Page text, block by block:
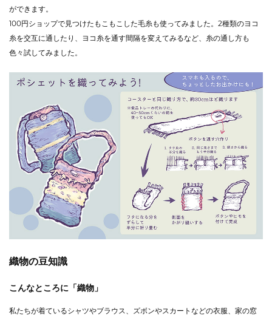
ができます。
100円ショップで見つけたもこもこした毛糸も使ってみました。2種類のヨコ
糸を交互に通したり、ヨコ糸を通す間隔を変えてみるなど、糸の通し方も
色々試してみました。
織物の豆知識
こんなところに「織物」
私たちが着ているシャツやブラウス、ズボンやスカートなどの衣服、家の窓